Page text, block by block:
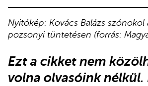
Nyitókép: Kovács Balázs
pozsonyi tüntetésen (forrás:
Ezt a cikket nem
volna olvasóink nélkül.